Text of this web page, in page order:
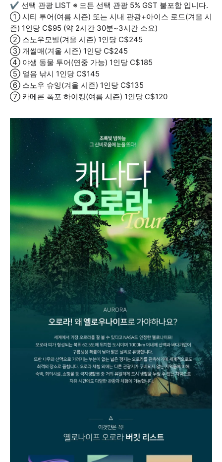
✔ 선택 관광 LIST ※ 모든 선택 관광 5% GST 불포함 입니다.
① 시티 투어(여름 시즌) 또는 시내 관광+아이스 로드(겨울 시
즌) 1인당 C$95 (약 2시간 30분~3시간 소요)
② 스노우모빌(겨울 시즌) 1인당 C$245
③ 개썰매(겨울 시즌) 1인당 C$245
④ 야생 동물 투어(연중 가능) 1인당 C$185
⑤ 얼음 낚시 1인당 C$145
⑥ 스노우 슈잉(겨울 시즌) 1인당 C$135
⑦ 카메론 폭포 하이킹(여름 시즌) 1인당 C$120